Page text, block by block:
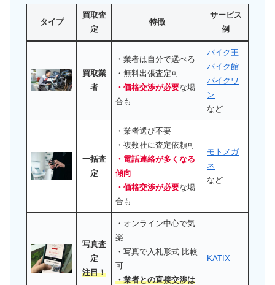
タイプ
買取査
定
特徴
サービス
例
買取業
者
・業者は自分で選べる
・無料出張査定可
・価格交渉が必要な場
合も
バイク王
バイク館
バイクワ
ン
など
一括査
定
・業者選び不要
・複数社に査定依頼可
・電話連絡が多くなる
傾向
・価格交渉が必要な場
合も
モトメガ
ネ
など
写真査
定
注目！
・オンライン中心で気
楽
・写真で入札形式 比較
可
・業者との直接交渉は
KATIX